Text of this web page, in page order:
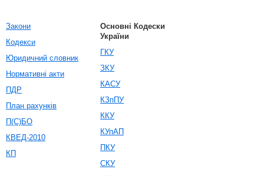
Закони
Кодекси
Юридичний словник
Нормативні акти
ПДР
План рахунків
П(С)БО
КВЕД-2010
КП
Основні Кодески
України
ГКУ
ЗКУ
КАСУ
КЗпПУ
ККУ
КУпАП
ПКУ
СКУ